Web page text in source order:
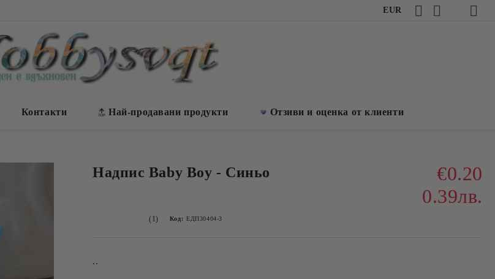
EUR
Контакти Най-продавани продукти Отзиви и оценка от клиенти
Надпис Baby Boy - Синьо
€0.20
0.39лв.
(1) Код: ЕДП30404-3
..